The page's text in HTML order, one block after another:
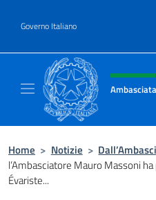
Governo Italiano
Intestazione
Home > Notizie >
l’Ambasciatore Mauro Massoni
Évariste...